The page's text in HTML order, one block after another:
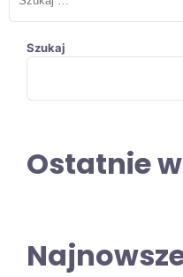
Szukaj
Ostatnie